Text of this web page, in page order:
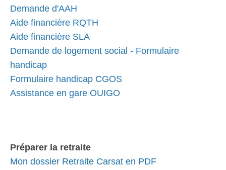
Demande d'AAH
Aide financière RQTH
Aide financière SLA
Demande de logement social - Formulaire
handicap
Formulaire handicap CGOS
Assistance en gare OUIGO
Préparer la retraite
Mon dossier Retraite Carsat en PDF